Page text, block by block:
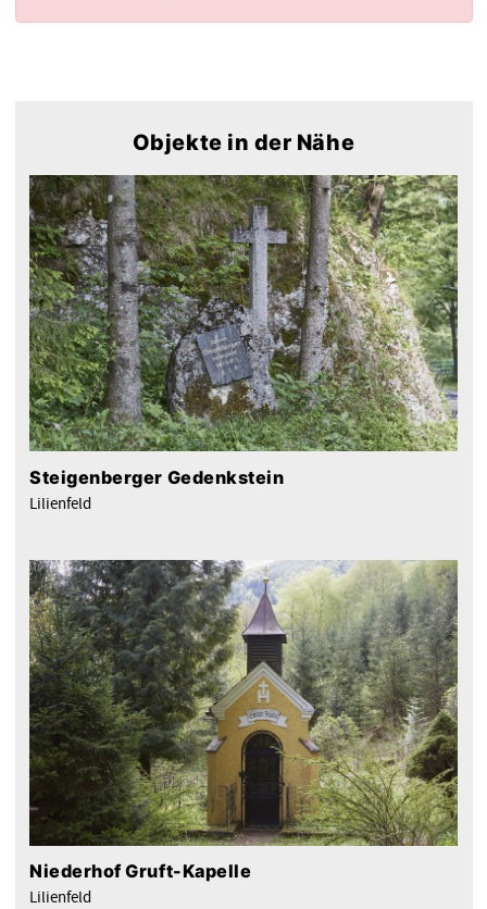
Objekte in der Nähe
Steigenberger Gedenkstein
Lilienfeld
Niederhof Gruft-Kapelle
Lilienfeld